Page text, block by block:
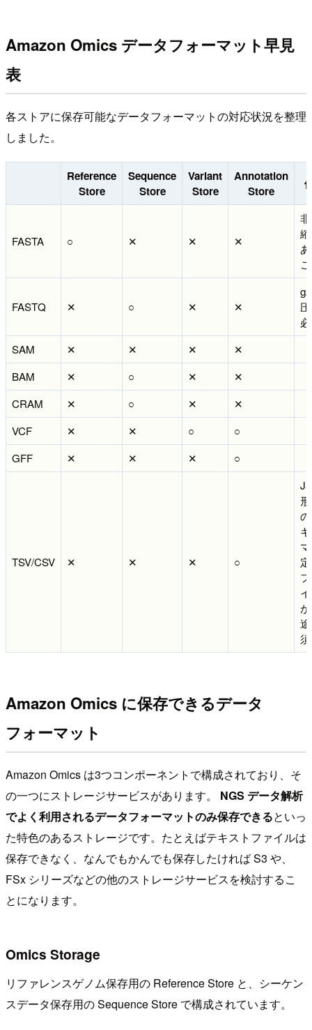
Amazon Omics データフォーマット早見
表
各ストアに保存可能なデータフォーマットの対応状況を整理
しました。
Reference
Store
Sequence
Store
Variant
Store
Annotation
Store
FASTA ○ ✕ ✕ ✕
FASTQ ✕ ○ ✕ ✕
SAM
✕ ✕ ✕
✕
BAM
✕ ○ ✕
✕
CRAM
✕ ○ ✕
✕
VCF
✕ ✕ ○
○
GFF
✕ ✕ ✕ ○
TSV/CSV ✕ ✕ ✕ ○
須
Amazon Omics に保存できるデータ
フォーマット
Amazon Omics は3つコンポーネントで構成されており、そ
の一つにストレージサービスがあります。 NGS データ解析
でよく利用されるデータフォーマットのみ保存できるといっ
た特色のあるストレージです。たとえばテキストファイルは
保存できなく、なんでもかんでも保存したければ S3 や、
FSx シリーズなどの他のストレージサービスを検討するこ
とになります。
Omics Storage
リファレンスゲノム保存用の Reference Store と、シーケン
スデータ保存用の Sequence Store で構成されています。